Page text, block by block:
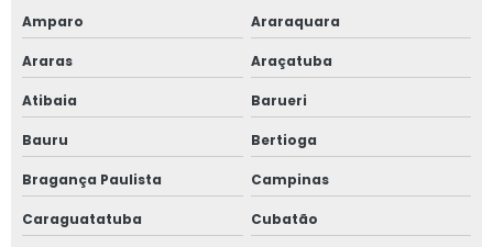
Orçamento linha de vida
Preço projeto de combate a incêndio
Projeto de adequação de máquinas
Projeto de adequação nr 12
Amparo Araraquara
Araras Araçatuba
Atibaia Barueri
Bauru Bertioga
Bragança Paulista Campinas
Caraguatatuba Cubatão